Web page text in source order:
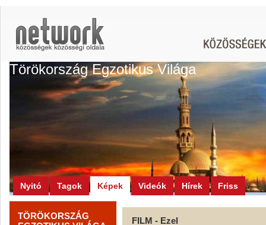
Törökország Egzotikus Világa
Nyitó Tagok Képek Videók Hírek Friss
TÖRÖKORSZÁG
FILM - Ezel